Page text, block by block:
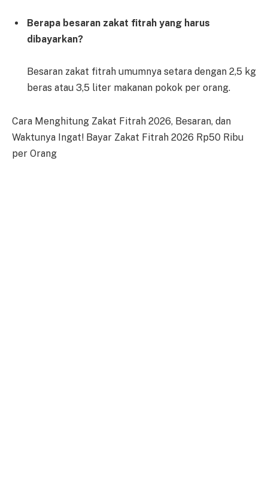
Berapa besaran zakat fitrah yang harus
dibayarkan?
Besaran zakat fitrah umumnya setara dengan 2,5 kg
beras atau 3,5 liter makanan pokok per orang.
Cara Menghitung Zakat Fitrah 2026, Besaran, dan
Waktunya Ingat! Bayar Zakat Fitrah 2026 Rp50 Ribu
per Orang